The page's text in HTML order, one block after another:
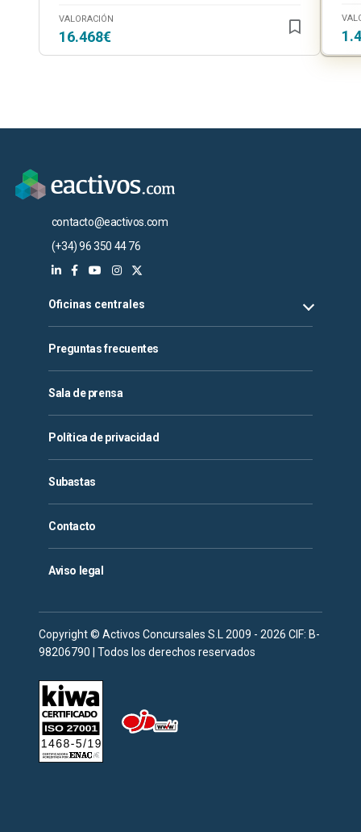
VALORACIÓN
16.468€
contacto@eactivos.com
(+34) 96 350 44 76
Oficinas centrales
Preguntas frecuentes
Sala de prensa
Política de privacidad
Subastas
Contacto
Aviso legal
Copyright © Activos Concursales S.L 2009 - 2026 CIF: B-
98206790 | Todos los derechos reservados